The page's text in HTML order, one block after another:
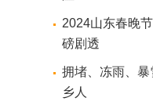
2024山东春晚
磅剧透
拥堵、冻雨、
乡人